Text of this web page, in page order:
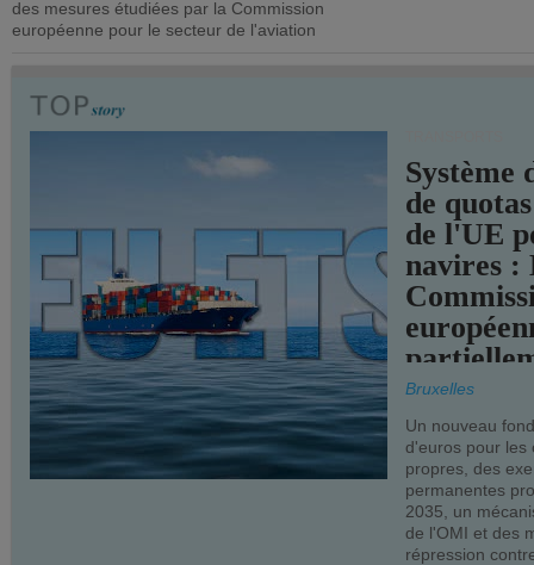
des mesures étudiées par la Commission
européenne pour le secteur de l'aviation
Système
de
de l'UE
navires :
Bruxelles
Un nouveau
d'euros pour les
propres, des
permanentes
2035, un
de l'OMI et des
répression